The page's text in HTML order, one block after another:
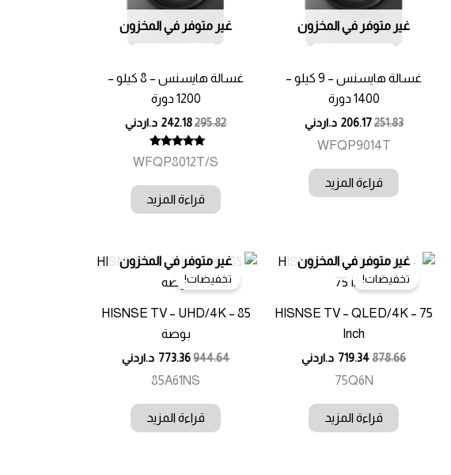
غير متوفر في المخزون
غسالة هايسنس – 9 كيلو –
1400 دورة
251.83
206.17 د.اردني
WFQP9014T
قراءة المزيد
غير متوفر في المخزون
غسالة هايسنس – 8 كيلو –
1200 دورة
295.82
242.18 د.اردني
تم التقييم
5.00
WFQP8012T/S
قراءة المزيد
غير متوفر في المخزون
تخفيضات!
HISNSE TV – QLED/4K – 75
Inch
878.66
719.34 د.اردني
75Q6N
قراءة المزيد
غير متوفر في المخزون
تخفيضات!
HISNSE TV – UHD/4K – 85
بوصة
944.64
773.36 د.اردني
85A61NS
قراءة المزيد